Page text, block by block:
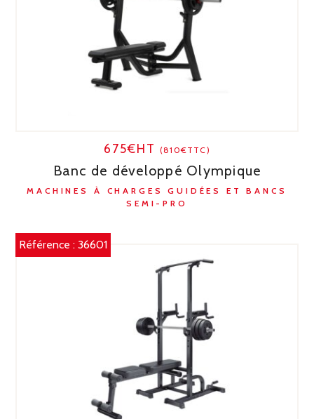
675€HT(810€TTC)
Banc de développé Olympique
MACHINES À CHARGES GUIDÉES ET BANCS
SEMI-PRO
Référence :36601